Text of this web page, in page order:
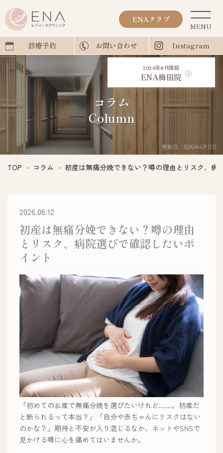
診療予約 お問い合わせ Instagram
ENAクラブ
2026年8月開院
ENA梅田院
更新日：2026年6月12日
TOP コラム 初産は無痛分娩できない？噂の理由とリスク、病
コラム
Column
2026.06.12
初産は無痛分娩できない？噂の理由
とリスク、病院選びで確認したいポ
イント
「初めてのお産で無痛分娩を選びたいけれど……。初産だ
と断られるって本当？」「自分や赤ちゃんにリスクはない
のかな？」期待と不安が入り混じるなか、ネットやSNSで
見かける噂に心を痛めてはいませんか。